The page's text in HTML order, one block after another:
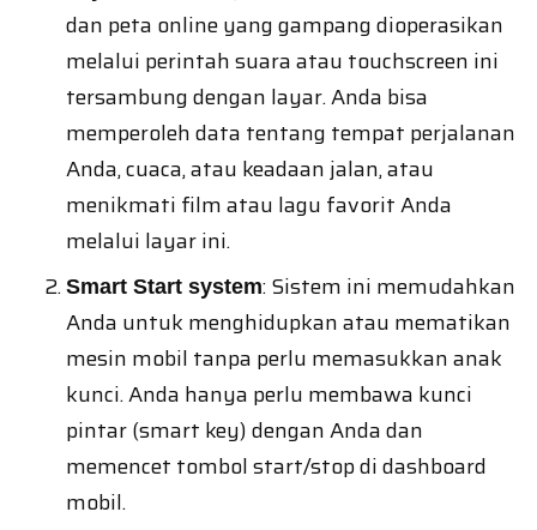
dan peta online yang gampang dioperasikan
melalui perintah suara atau touchscreen ini
tersambung dengan layar. Anda bisa
memperoleh data tentang tempat perjalanan
Anda, cuaca, atau keadaan jalan, atau
menikmati film atau lagu favorit Anda
melalui layar ini.
Smart Start system: Sistem ini memudahkan
Anda untuk menghidupkan atau mematikan
mesin mobil tanpa perlu memasukkan anak
kunci. Anda hanya perlu membawa kunci
pintar (smart key) dengan Anda dan
memencet tombol start/stop di dashboard
mobil.